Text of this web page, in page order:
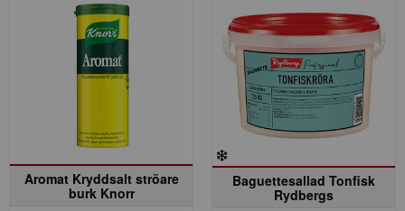
Aromat Kryddsalt ströare
burk Knorr
Baguettesallad Tonfisk
Rydbergs